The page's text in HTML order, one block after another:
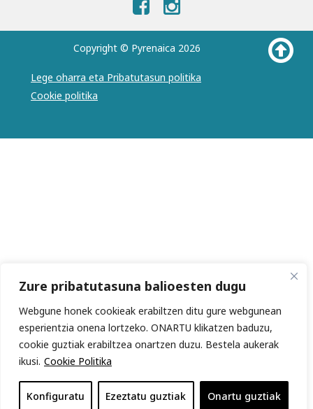
Zure pribatutasuna balioesten dugu
Webgune honek cookieak erabiltzen ditu gure webgunean
esperientzia onena lortzeko. ONARTU klikatzen baduzu,
cookie guztiak erabiltzea onartzen duzu. Bestela aukerak
ikusi. Cookie Politika
Konfiguratu Ezeztatu guztiak Onartu guztiak
Copyright © Pyrenaica 2026
Lege oharra eta Pribatutasun politika
Cookie politika